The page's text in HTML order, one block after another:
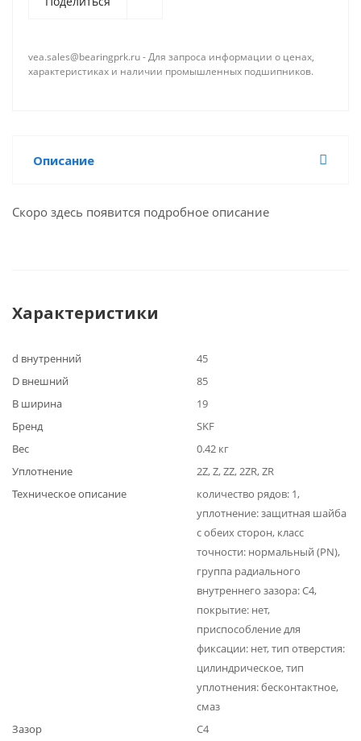
vea.sales@bearingprk.ru - Для запроса информации о ценах,
характеристиках и наличии промышленных подшипников.
Описание
Скоро здесь появится подробное описание
Характеристики
d внутренний
45
D внешний
85
B ширина
19
Бренд
SKF
Вес
0.42 кг
Уплотнение
2Z, Z, ZZ, 2ZR, ZR
Техническое описание
количество рядов: 1,
уплотнение: защитная шайба
с обеих сторон, класс
точности: нормальный (PN),
группа радиального
внутреннего зазора: C4,
покрытие: нет,
приспособление для
фиксации: нет, тип отверстия:
цилиндрическое, тип
уплотнения: бесконтактное,
смаз
Зазор
C4